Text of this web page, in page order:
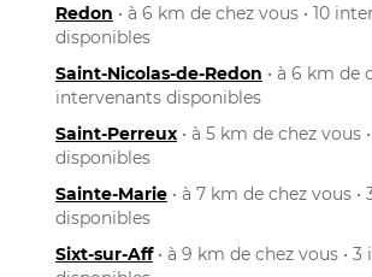
Redon • à 6 km de chez vous • 10
disponibles
Saint-Nicolas-de-Redon • à 6 km de
intervenants disponibles
Saint-Perreux • à 5 km de chez vous
disponibles
Sainte-Marie • à 7 km de chez vous
disponibles
Sixt-sur-Aff• à 9 km de chez vous •